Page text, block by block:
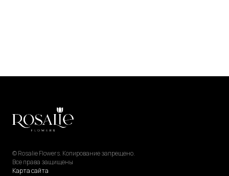
© Rosalie Flowers. Копирование запрещено.
Все права защищены
Карта сайта